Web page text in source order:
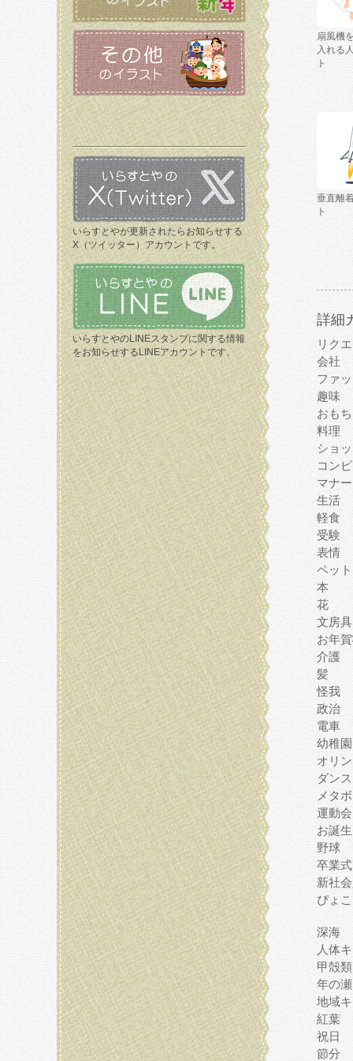
いらすとやが更新されたらお知らせする
X（ツイッター）アカウントです。
いらすとやのLINEスタンプに関する情報
をお知らせするLINEアカウントです。
扇風機
入れる
ト
垂直離
ト
詳細
リク
会社
ファ
趣味
おも
料理
ショ
コン
マナー
生活
軽食
受験
表情
ペット
本
花
文房具
お年
介護
髪
怪我
政治
電車
幼稚園
オリ
ダンス
メタ
運動会
お誕
野球
卒業式
新社
ぴょこ
深海
人体
甲殻類
年の瀬
地域
紅葉
祝日
節分